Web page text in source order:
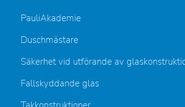
PauliAkademie
Duschmästare
Säkerhet vid utförande av
Fallskyddande glas